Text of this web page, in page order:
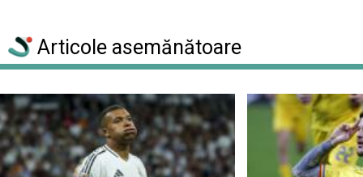
Articole asemănătoare